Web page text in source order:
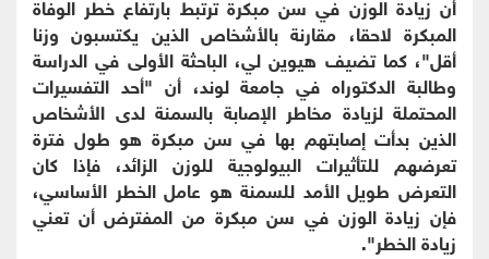
المبكرة لاحقا، مقارنة بالأشخاص الذين يكتسبون وزنا
أقل"، كما تضيف هيوين لي، الباحثة الأولى في الدراسة
وطالبة الدكتوراه في جامعة لوند، أن "أحد التفسيرات
المحتملة لزيادة مخاطر الإصابة بالسمنة لدى الأشخاص
الذين بدأت إصابتهم بها في سن مبكرة هو طول فترة
تعرضهم للتأثيرات البيولوجية للوزن الزائد، فإذا كان
التعرض طويل الأمد للسمنة هو عامل الخطر الأساسي،
فإن زيادة الوزن في سن مبكرة من المفترض أن تعني
زيادة الخطر".